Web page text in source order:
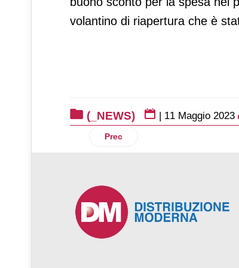
volantino di riapertura che è
(_NEWS) | 11 Maggio 2023
Articolo precedente: Il
Prec